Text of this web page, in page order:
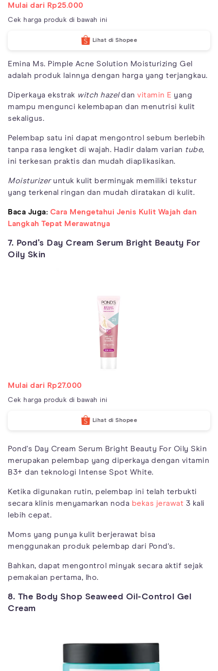
Mulai dari Rp25.000
Cek harga produk di bawah ini
Lihat di Shopee
Emina Ms. Pimple Acne Solution Moisturizing Gel
adalah produk lainnya dengan harga yang terjangkau.
Diperkaya ekstrak witch hazeldan vitamin E yang
mampu mengunci kelembapan dan menutrisi kulit
sekaligus.
Pelembap satu ini dapat mengontrol sebum berlebih
tanpa rasa lengket di wajah. Hadir dalam varian tube,
ini terkesan praktis dan mudah diaplikasikan.
Moisturizeruntuk kulit berminyak memiliki tekstur
yang terkenal ringan dan mudah diratakan di kulit.
Baca Juga: Cara Mengetahui Jenis Kulit Wajah dan
Langkah Tepat Merawatnya
7. Pond's Day Cream Serum Bright Beauty For
Oily Skin
Mulai dari Rp27.000
Cek harga produk di bawah ini
Lihat di Shopee
Pond's Day Cream Serum Bright Beauty For Oily Skin
merupakan pelembap yang diperkaya dengan vitamin
B3+ dan teknologi Intense Spot White.
Ketika digunakan rutin, pelembap ini telah terbukti
secara klinis menyamarkan noda bekas jerawat 3 kali
lebih cepat.
Moms yang punya kulit berjerawat bisa
menggunakan produk pelembap dari Pond's.
Bahkan, dapat mengontrol minyak secara aktif sejak
pemakaian pertama, lho.
8. The Body Shop Seaweed Oil-Control Gel
Cream